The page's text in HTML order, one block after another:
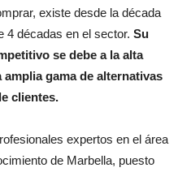
existe desde la década
4 décadas en el sector. Su
se debe a la alta
gama de alternativas
clientes.
expertos en el área
de Marbella, puesto